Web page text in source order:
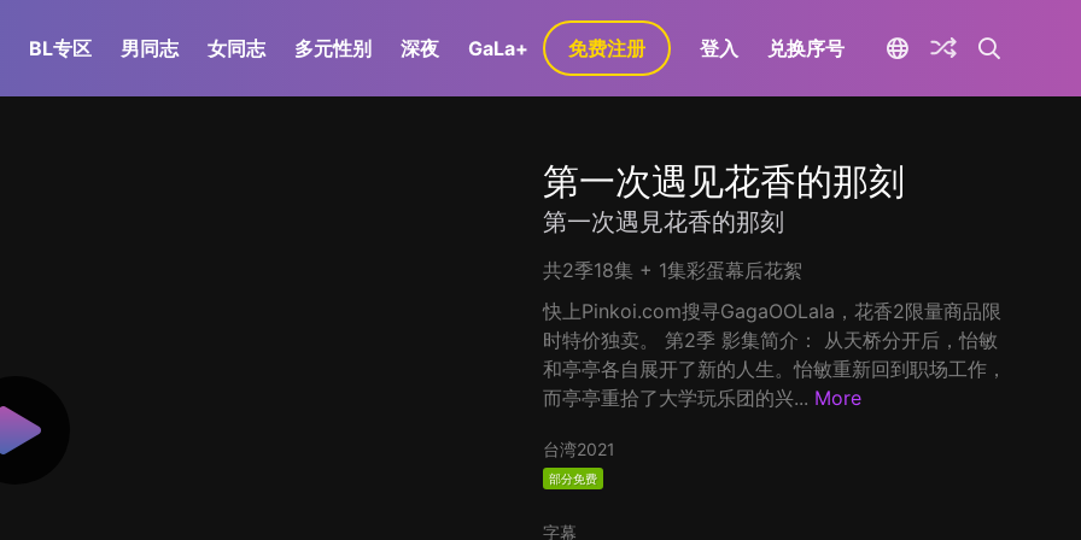
BL专区 男同志 女同志 多元性别 深夜 GaLa+ 免费注册 登入 兑换序号
第一次遇见花香的那刻
第一次遇見花香的那刻
共2季18集 + 1集彩蛋幕后花絮
快上Pinkoi.com搜寻GagaOOLala，花香2限量商品限
时特价独卖。 第2季 影集简介： 从天桥分开后，怡敏
和亭亭各自展开了新的人生。怡敏重新回到职场工作，
而亭亭重拾了大学玩乐团的兴... More
台湾2021
部分免费
字幕